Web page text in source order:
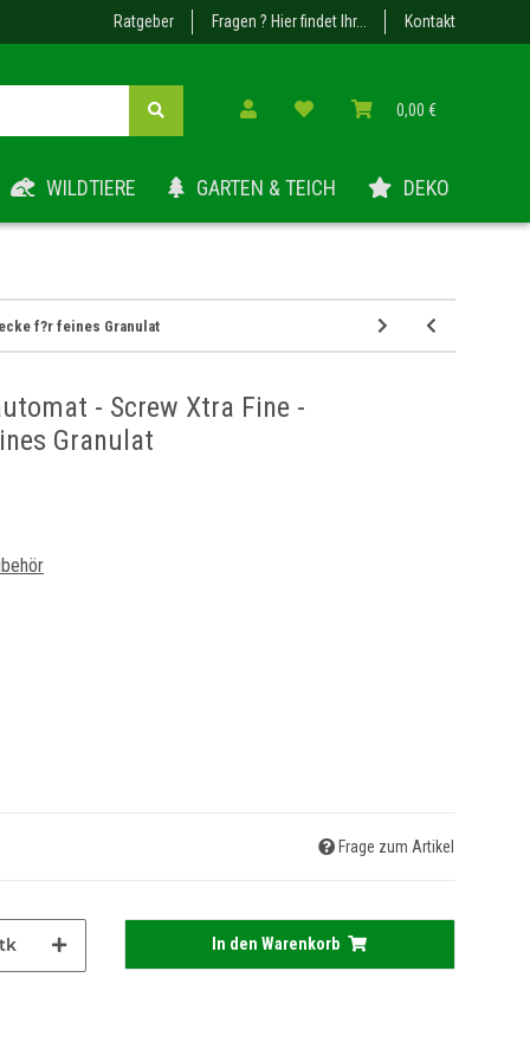
Ratgeber Fragen ? Hier findet Ihr... Kontakt
0,00 €
WILDTIERE GARTEN & TEICH DEKO
f?r feines Granulat
- Screw Xtra Fine -
Granulat
Frage zum Artikel
In den Warenkorb